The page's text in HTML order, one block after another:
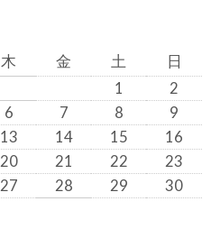
木 金 土
日
1
2
6 7 8
9
13 14 15
16
20 21 22
23
27 28 29
30